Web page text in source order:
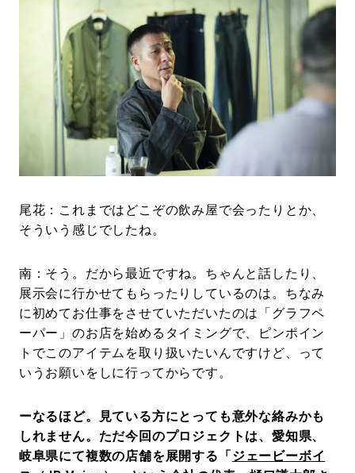
尾花：これまではどこぞの飲み屋で会ったりとか、
そういう感じでしたね。
南：そう。だから最近ですね。ちゃんと話したり、
展示会に行かせてもらったりしているのは。ちなみ
に初めてお仕事をさせていただいたのは「グラフペ
ーパー」のお店を始めるタイミングで、ピンポイン
トでこのアイテムを取り扱いたいんですけど、って
いうお願いをしに行ってからです。
ーなるほど。見ている方にとっても意外な絡みかも
しれません。ただ今回のプロジェクトは、愛知県、
岐阜県にて複数の店舗を展開する「 ジェービーボイ